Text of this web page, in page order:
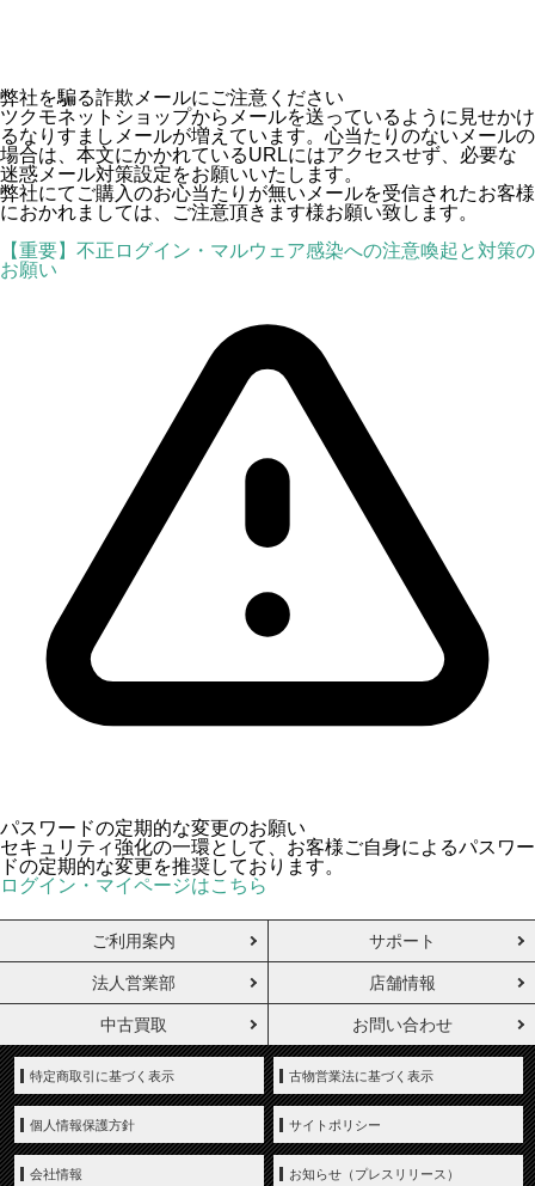
弊社を騙る詐欺メールにご注意ください
ツクモネットショップからメールを送っているように見せかけ
るなりすましメールが増えています。心当たりのないメールの
場合は、本文にかかれているURLにはアクセスせず、必要な
迷惑メール対策設定をお願いいたします。
弊社にてご購入のお心当たりが無いメールを受信されたお客様
におかれましては、ご注意頂きます様お願い致します。
【重要】不正ログイン・マルウェア感染への注意喚起と対策の
お願い
パスワードの定期的な変更のお願い
セキュリティ強化の一環として、お客様ご自身によるパスワー
ドの定期的な変更を推奨しております。
ログイン・マイページはこちら
ご利用案内 サポート
法人営業部 店舗情報
中古買取 お問い合わせ
特定商取引に基づく表示 古物営業法に基づく表示
個人情報保護方針 サイトポリシー
会社情報 お知らせ（プレスリリース）